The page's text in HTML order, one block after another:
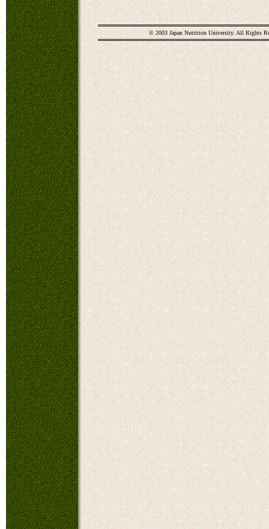
© 2003 Japan Nutrition University. All Rights